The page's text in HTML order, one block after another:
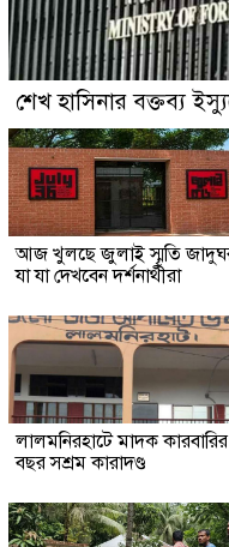
শেখ হাসিনার বক্তব্য
আজ খুলছে জুলাই স্মৃতি
যা যা দেখবেন দর্শনার্থীরা
লালমনিরহাটে মাদক
বছর সশ্রম কারাদণ্ড